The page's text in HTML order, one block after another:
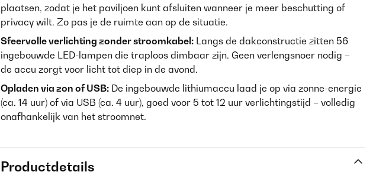
plaatsen, zodat je het paviljoen kunt afsluiten wanneer je meer beschutting of
privacy wilt. Zo pas je de ruimte aan op de situatie.
Sfeervolle verlichting zonder stroomkabel: Langs de dakconstructie zitten 56
ingebouwde LED-lampen die traploos dimbaar zijn. Geen verlengsnoer nodig –
de accu zorgt voor licht tot diep in de avond.
Opladen via zon of USB: De ingebouwde lithiumaccu laad je op via zonne-energie
(ca. 14 uur) of via USB (ca. 4 uur), goed voor 5 tot 12 uur verlichtingstijd – volledig
onafhankelijk van het stroomnet.
Productdetails